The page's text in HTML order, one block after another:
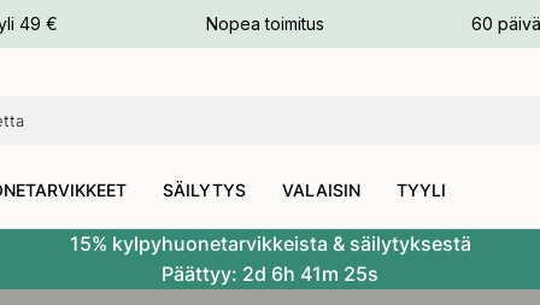
49 € Nopea toimitus 60
SÄILYTYS VALAISIN TYYLI
15% kylpyhuonetarvikkeista & säilytyksestä
Päättyy: 2d 6h 41m 24s